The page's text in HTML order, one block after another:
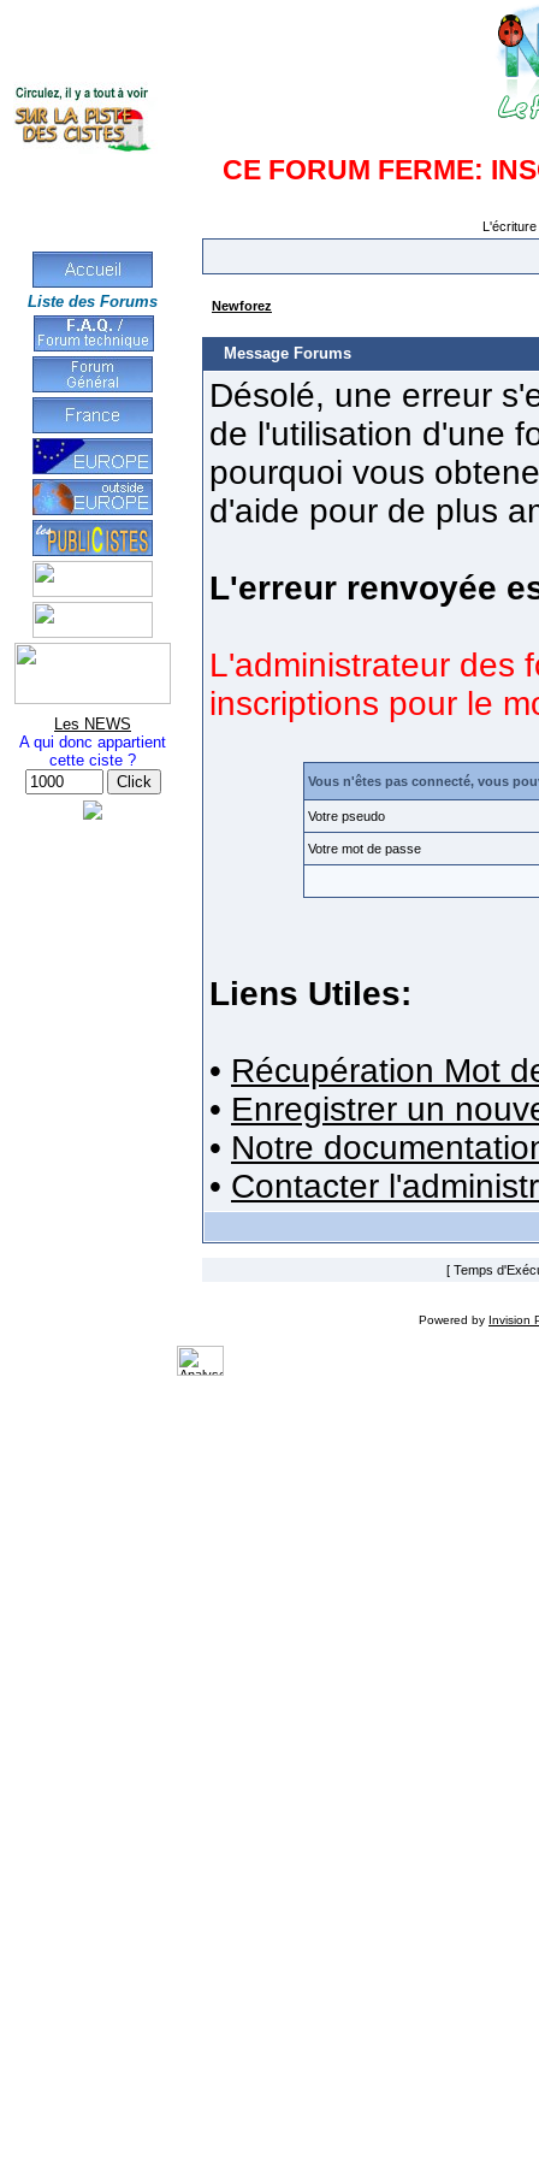
CE FORUM FERME:
Liste des Forums
Les NEWS
A qui donc appartient
cette ciste ?
Newforez
Message Forums
Désolé, une erreur
de l'utilisation d'une
pourquoi vous
d'aide pour de plus
L'erreur renvoyée
L'administrateur des
inscriptions pour le
Vous n'êtes pas connecté, vous
Votre pseudo
Votre mot de passe
Liens Utiles:
• Récupération Mot
• Enregistrer un
• Notre
• Contacter
[ Temps
Powered by Invision